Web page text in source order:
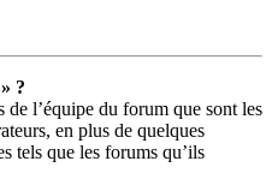
?
de l’équipe du forum que sont les
en plus de quelques
tels que les forums qu’ils